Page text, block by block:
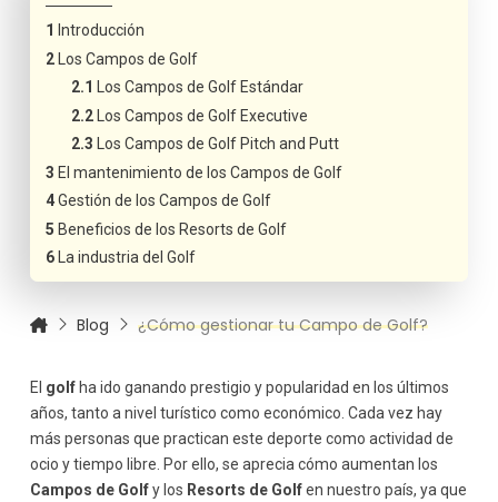
Introducción
Los Campos de Golf
Los Campos de Golf Estándar
Los Campos de Golf Executive
Los Campos de Golf Pitch and Putt
El mantenimiento de los Campos de Golf
Gestión de los Campos de Golf
Beneficios de los Resorts de Golf
La industria del Golf
Blog ¿Cómo gestionar tu Campo de Golf?
El golfha ido ganando prestigio y popularidad en los últimos
años, tanto a nivel turístico como económico. Cada vez hay
más personas que practican este deporte como actividad de
ocio y tiempo libre. Por ello, se aprecia cómo aumentan los
Campos de Golfy los Resorts de Golfen nuestro país, ya que